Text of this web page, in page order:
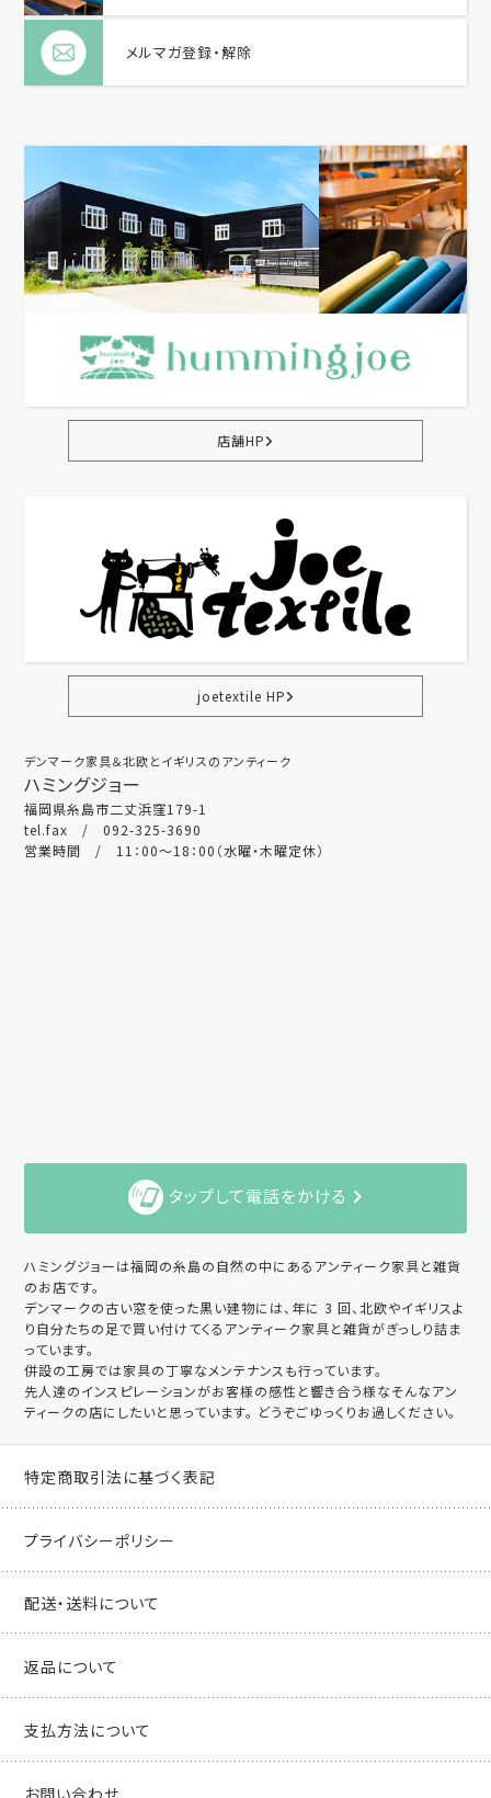
メルマガ登録・解除
店舗HP
joetextile HP
デンマーク家具＆北欧とイギリスのアンティーク
ハミングジョー
福岡県糸島市二丈浜窪179-1
tel.fax / 092-325-3690
営業時間 / 11：00～18：00（水曜・木曜定休）
タップして電話をかける
ハミングジョーは福岡の糸島の自然の中にあるアンティーク家具と雑貨
のお店です。
デンマークの古い窓を使った黒い建物には、年に 3 回、北欧やイギリスよ
り自分たちの足で買い付けてくるアンティーク家具と雑貨がぎっしり詰ま
っています。
併設の工房では家具の丁寧なメンテナンスも行っています。
先人達のインスピレーションがお客様の感性と響き合う様なそんなアン
ティークの店にしたいと思っています。 どうぞごゆっくりお過しください。
特定商取引法に基づく表記
プライバシーポリシー
配送・送料について
返品について
支払方法について
お問い合わせ